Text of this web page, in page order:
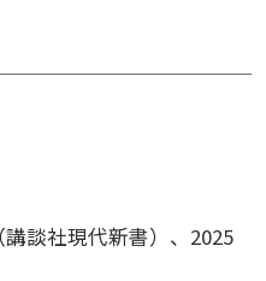
談社現代新書）、2025